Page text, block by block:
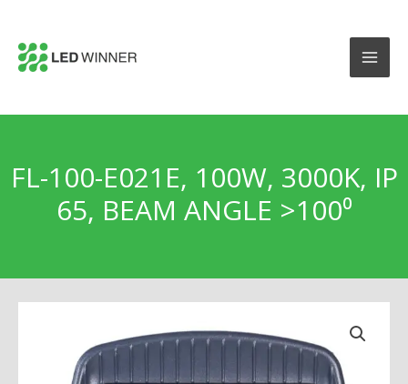
FL-100-E021E, 100W, 3000K, IP
65, BEAM ANGLE >100⁰